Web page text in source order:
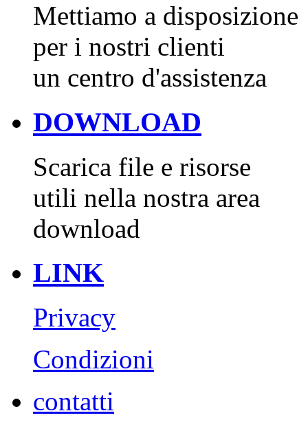
Mettiamo a disposizione
per i nostri clienti
un centro d'assistenza
DOWNLOAD
Scarica file e risorse
utili nella nostra area
download
LINK
Privacy
Condizioni
contatti